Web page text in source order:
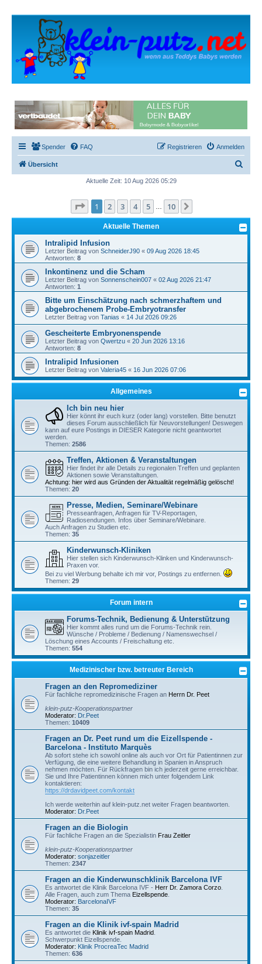
Spender FAQ Anmelden
Registrieren
Übersicht
e
Aktuelle Zeit: 10 Aug 2026 05:29
Seite 1von 10
1 2 3 4 5 10
Aktuelle Themen
Intralipid Infusion
Letzter Beitrag von SchneiderJ90 « 09 Aug 2026 18:45
Antworten: 8
Inkontinenz und die Scham
Letzter Beitrag von Sonnenschein007 « 02 Aug 2026 21:47
Antworten: 1
Bitte um Einschätzung nach schmerzhaftem und
abgebrochenem Probe-Embryotransfer
Letzter Beitrag von Tanias « 14 Jul 2026 09:26
Gescheiterte Embryonenspende
Letzter Beitrag von Qwertzu « 20 Jun 2026 13:16
Antworten: 8
Intralipid Infusionen
Letzter Beitrag von Valeria45 « 16 Jun 2026 07:06
Allgemeines
Ich bin neu hier
Hier könnt ihr euch kurz (oder lang) vorstellen. Bitte benutzt
dieses Forum ausschließlich für Neuvorstellungen! Deswegen
kann auf eure Postings in DIESER Kategorie nicht geantwortet
werden.
Themen: 2586
Treffen, Aktionen & Veranstaltungen
Hier findet ihr alle Details zu regionalen Treffen und geplanten
Aktionen sowie Veranstaltungen.
Achtung: hier wird aus Gründen der Aktualität regelmäßig gelöscht!
Themen: 20
Presse, Medien, Seminare/Webinare
Presseanfragen, Anfragen für TV-Reportagen,
Radiosendungen. Infos über Seminare/Webinare.
Auch Anfragen zu Studien etc.
Themen: 35
Kinderwunsch-Kliniken
Hier stellen sich Kinderwunsch-Klinken und Kinderwunsch-
Praxen vor.
Bei zu viel Werbung behalte ich mir vor, Postings zu entfernen.
Themen: 29
Forum intern
Forums-Technik, Bedienung & Unterstützung
Hier kommt alles rund um die Forums-Technik rein.
Wünsche / Probleme / Bedienung / Namenswechsel /
Löschung eines Accounts / Freischaltung etc.
Themen: 554
Medizinischer bzw. betreuter Bereich
Fragen an den Repromediziner
Für fachliche repromedizinische Fragen an Herrn Dr. Peet
klein-putz-Kooperationspartner
Moderator: Dr.Peet
Themen: 10409
Fragen an Dr. Peet rund um die Eizellspende -
Barcelona - Instituto Marquès
Ab sofort stehe ich sowohl online als auch vor Ort für Patientinnen zur
Verfügung, die eine weitere Behandlung in Spanien in Anspruch
nehmen möchten. Für Rückfragen bin ich jederzeit gerne erreichbar.
Sie und Ihre Patientinnen können mich unter folgendem Link
kontaktieren:
https://drdavidpeet.com/kontakt
Ich werde weiterhin auf klein-putz.net weiter Fragen beantworten.
Moderator: Dr.Peet
Fragen an die Biologin
Für fachliche Fragen an die Spezialistin Frau Zeitler
klein-putz-Kooperationspartner
Moderator: sonjazeitler
Themen: 2347
Fragen an die Kinderwunschklinik Barcelona IVF
Es antwortet die Klinik Barcelona IVF - Herr Dr. Zamora Corzo
Alle Fragen, auch zum Thema Eizellspende
Moderator: BarcelonaIVF
Themen: 35
Fragen an die Klinik ivf-spain Madrid
Es antwortet die Klinik ivf-spain Madrid
Schwerpunkt Eizellspende.
Moderator: Klinik ProcreaTec Madrid
Themen: 636